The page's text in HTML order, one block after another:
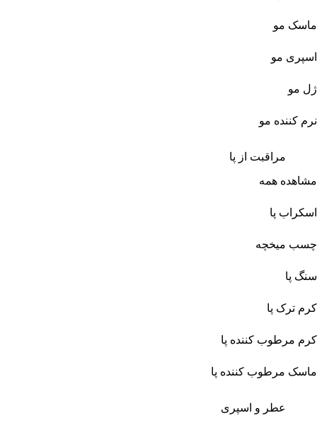
ماسک مو
اسپری مو
ژل مو
نرم کننده مو
مراقبت از پا
مشاهده همه
اسکراب پا
چسب میخچه
سنگ پا
کرم ترک پا
کرم مرطوب کننده پا
ماسک مرطوب کننده پا
عطر و اسپری